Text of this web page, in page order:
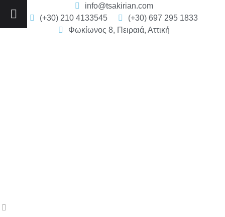
info@tsakirian.com
(+30) 210 4133545
(+30) 697 295 1833
Φωκίωνος 8, Πειραιά, Αττική